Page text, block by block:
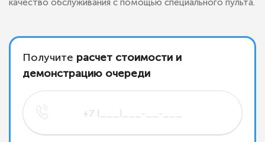
качество обслуживания с помощью специального пульта.
Получите расчет стоимости и
демонстрацию очереди